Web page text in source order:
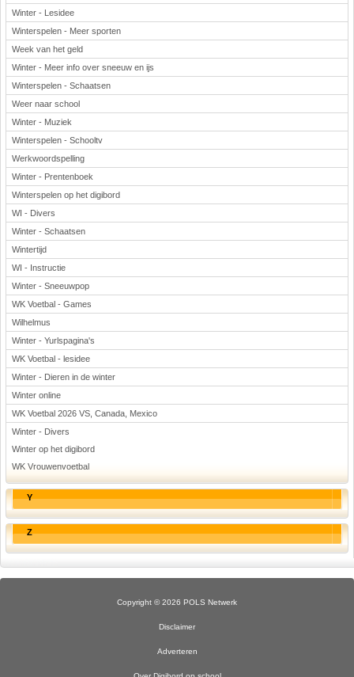
Winter - Lesidee
Winterspelen - Meer sporten
Week van het geld
Winter - Meer info over sneeuw en ijs
Winterspelen - Schaatsen
Weer naar school
Winter - Muziek
Winterspelen - Schooltv
Werkwoordspelling
Winter - Prentenboek
Winterspelen op het digibord
WI - Divers
Winter - Schaatsen
Wintertijd
WI - Instructie
Winter - Sneeuwpop
WK Voetbal - Games
Wilhelmus
Winter - Yurlspagina's
WK Voetbal - lesidee
Winter - Dieren in de winter
Winter online
WK Voetbal 2026 VS, Canada, Mexico
Winter - Divers
Winter op het digibord
WK Vrouwenvoetbal
Y
Z
Copyright © 2026 POLS Netwerk
Disclaimer
Adverteren